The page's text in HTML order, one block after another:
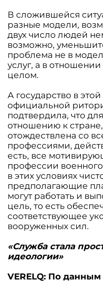
В сложившейся
разные модели,
двух число людей
возможно,
проблема не в
услуг, а в
целом.
А государство в
официальной
подтвердила, что
отношению к
отождествлена со
профессиями,
есть, все
профессии военного
в этих условиях
предполагающие
могут работать и
цель, то есть
соответствующее
вооруженных сил.
«Служба стала
идеологии»
VERELQ: По данным